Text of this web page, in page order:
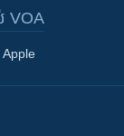
VOA
Apple